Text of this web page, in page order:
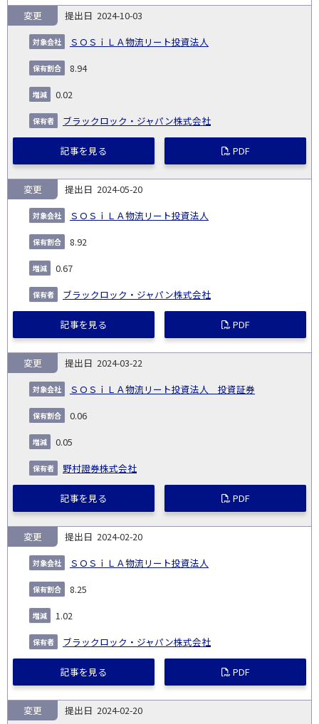
2024-10-03
ＳＯＳｉＬＡ物流リート投資法人
変更
8.94
0.02
ブラックロック・ジャパン株式会社
記事を見る PDF
2024-05-20
ＳＯＳｉＬＡ物流リート投資法人
変更
8.92
0.67
ブラックロック・ジャパン株式会社
記事を見る PDF
2024-03-22
ＳＯＳｉＬＡ物流リート投資法人 投資証券
変更
0.06
0.05
野村證券株式会社
記事を見る PDF
2024-02-20
ＳＯＳｉＬＡ物流リート投資法人
変更
8.25
1.02
ブラックロック・ジャパン株式会社
記事を見る PDF
2024-02-20
変更